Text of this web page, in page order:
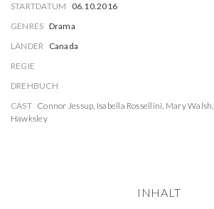
STARTDATUM
06.10.2016
GENRES Drama
LÄNDER Canada
REGIE
DREHBUCH
CAST Connor Jessup, Isabella Rossellini, Mary Walsh,
Hawksley
INHALT